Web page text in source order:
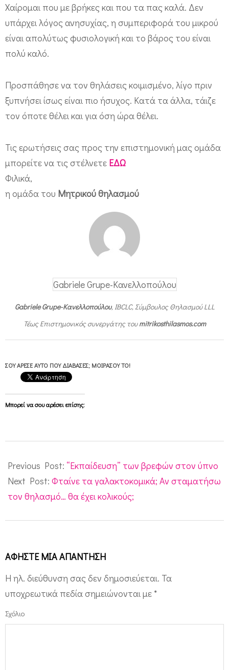
θ
ε
τ
α
ν
η
λ
ά
ζ
Χαίρομαι που με βρήκες και που τα πας καλά. Δεν
υπάρχει λόγος ανησυχίας, η συμπεριφορά του μικρού
είναι απολύτως φυσιολογική και το βάρος του είναι
πολύ καλό.
Προσπάθησε να τον θηλάσεις κοιμισμένο, λίγο πριν
ξυπνήσει ίσως είναι πιο ήσυχος. Κατά τα άλλα, τάιζε
τον όποτε θέλει και για όση ώρα θέλει.
Τις ερωτήσεις σας προς την επιστημονική μας ομάδα
μπορείτε να τις στέλνετε ΕΔΩ
Φιλικά,
η ομάδα του Μητρικού θηλασμού
Gabriele Grupe-Κανελλοπούλου
Gabriele Grupe-Κανελλοπούλου, IBCLC, Σύμβουλος Θηλασμού LLL
Τέως Επιστημονικός συνεργάτης τουmitrikosthilasmos.com
ΣΟΥ ΆΡΕΣΕ ΑΥΤΌ ΠΟΥ ΔΙΆΒΑΣΕΣ; ΜΟΙΡΆΣΟΥ ΤΟ!
Μπορεί να σου αρέσει επίσης:
12-
23
Previous Post: “Εκπαίδευση” των βρεφών στον ύπνο
Next Post: Φταίνε τα γαλακτοκομικά; Αν σταματήσω
τον θηλασμό… θα έχει κολικούς;
ΑΦΉΣΤΕ ΜΙΑ ΑΠΆΝΤΗΣΗ
Η ηλ. διεύθυνση σας δεν δημοσιεύεται. Τα
υποχρεωτικά πεδία σημειώνονται με *
Σχόλιο